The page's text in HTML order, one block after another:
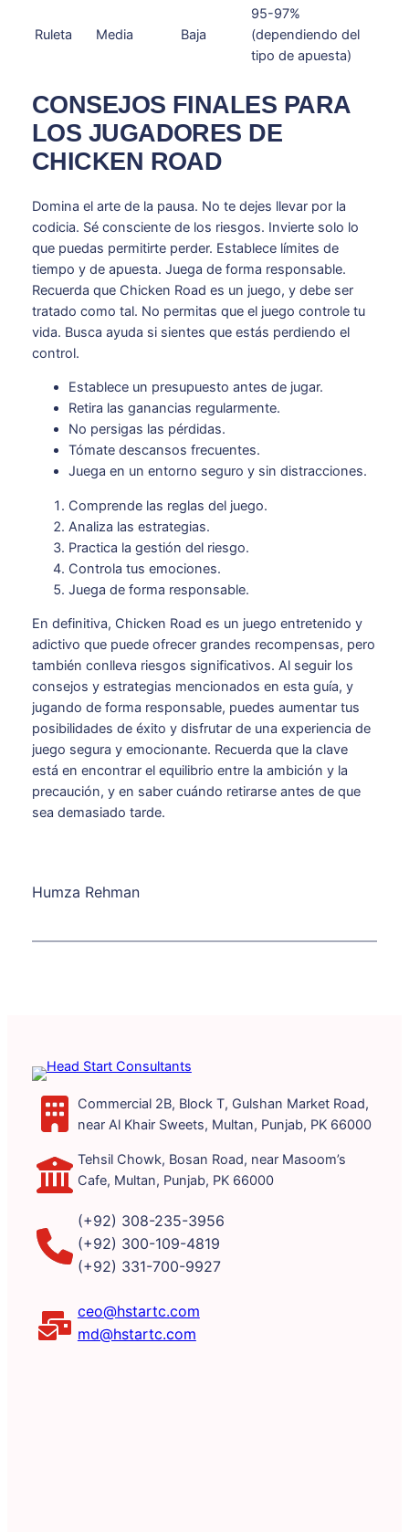
Ruleta Media Baja
95-97%
(dependiendo del
tipo de apuesta)
CONSEJOS FINALES PARA
LOS JUGADORES DE
CHICKEN ROAD
Domina el arte de la pausa. No te dejes llevar por la
codicia. Sé consciente de los riesgos. Invierte solo lo
que puedas permitirte perder. Establece límites de
tiempo y de apuesta. Juega de forma responsable.
Recuerda que Chicken Road es un juego, y debe ser
tratado como tal. No permitas que el juego controle tu
vida. Busca ayuda si sientes que estás perdiendo el
control.
Establece un presupuesto antes de jugar.
Retira las ganancias regularmente.
No persigas las pérdidas.
Tómate descansos frecuentes.
Juega en un entorno seguro y sin distracciones.
Comprende las reglas del juego.
Analiza las estrategias.
Practica la gestión del riesgo.
Controla tus emociones.
Juega de forma responsable.
En definitiva, Chicken Road es un juego entretenido y
adictivo que puede ofrecer grandes recompensas, pero
también conlleva riesgos significativos. Al seguir los
consejos y estrategias mencionados en esta guía, y
jugando de forma responsable, puedes aumentar tus
posibilidades de éxito y disfrutar de una experiencia de
juego segura y emocionante. Recuerda que la clave
está en encontrar el equilibrio entre la ambición y la
precaución, y en saber cuándo retirarse antes de que
sea demasiado tarde.
Humza Rehman
Commercial 2B, Block T, Gulshan Market Road,
near Al Khair Sweets, Multan, Punjab, PK 66000
Tehsil Chowk, Bosan Road, near Masoom’s
Cafe, Multan, Punjab, PK 66000
(+92) 308-235-3956
(+92) 300-109-4819
(+92) 331-700-9927
ceo@hstartc.com
md@hstartc.com